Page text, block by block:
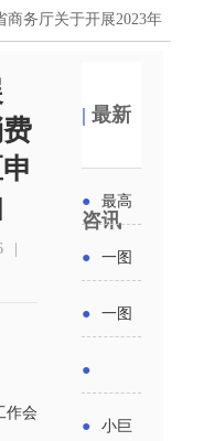
商务厅关于开展2023年
工作的通知
|
作会
|最新
咨讯
● 最高
元！贵
州开展
2026年
● 一图
省科技
成果转
● 一图
●
● 小巨